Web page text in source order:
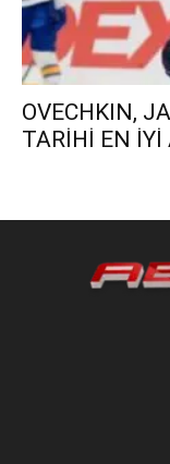
OVECHKIN,
TARİHİ EN İYİ